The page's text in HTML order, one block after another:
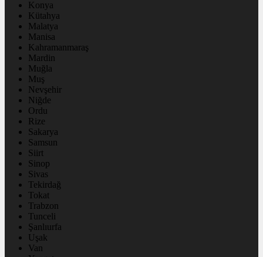
Konya
Kütahya
Malatya
Manisa
Kahramanmaraş
Mardin
Muğla
Muş
Nevşehir
Niğde
Ordu
Rize
Sakarya
Samsun
Siirt
Sinop
Sivas
Tekirdağ
Tokat
Trabzon
Tunceli
Şanlıurfa
Uşak
Van